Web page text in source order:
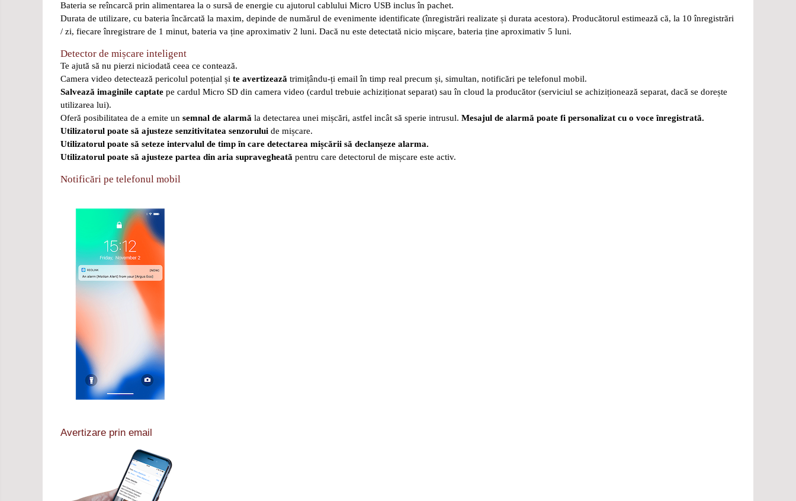
Bateria se reîncarcă prin alimentarea la o sursă de energie cu ajutorul cablului Micro USB inclus în pachet.
Durata de utilizare, cu bateria încărcată la maxim, depinde de numărul de evenimente identificate (înregistrări realizate și durata acestora). Producătorul estimează că, la 10 înregistrări
/ zi, fiecare înregistrare de 1 minut, bateria va ține aproximativ 2 luni. Dacă nu este detectată nicio mișcare, bateria ține aproximativ 5 luni.
Detector de mișcare inteligent
Te ajută să nu pierzi niciodată ceea ce contează.
Camera video detectează pericolul potențial și te avertizează trimițându-ți email în timp real precum și, simultan, notificări pe telefonul mobil.
Salvează imaginile captate pe cardul Micro SD din camera video (cardul trebuie achiziționat separat) sau în cloud la producător (serviciul se achiziționează separat, dacă se dorește
utilizarea lui).
Oferă posibilitatea de a emite un semnal de alarmă la detectarea unei mișcări, astfel incât să sperie intrusul. Mesajul de alarmă poate fi personalizat cu o voce înregistrată.
Utilizatorul poate să ajusteze senzitivitatea senzorului de mișcare.
Utilizatorul poate să seteze intervalul de timp în care detectarea mișcării să declanșeze alarma.
Utilizatorul poate să ajusteze partea din aria supravegheată pentru care detectorul de mișcare este activ.
Notificări pe telefonul mobil
Avertizare prin email